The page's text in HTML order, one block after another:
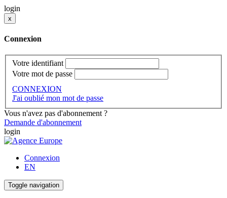
login
x
Connexion
Votre identifiant
Votre mot de passe
CONNEXION
J'ai oublié mon mot de passe
Vous n'avez pas d'abonnement ?
Demande d'abonnement
login
Connexion
EN
Toggle navigation